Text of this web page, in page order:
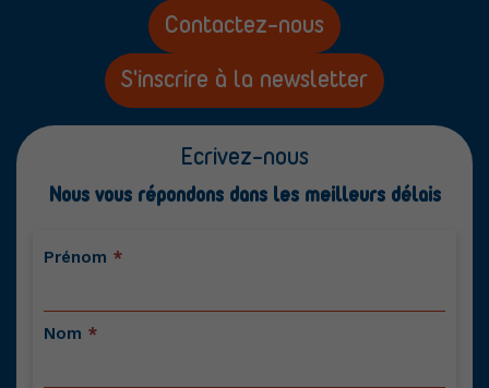
Contactez-nous
S'inscrire à la newsletter
Ecrivez-nous
Nous vous répondons dans les meilleurs délais
Contactez-
Prénom *
Nom *